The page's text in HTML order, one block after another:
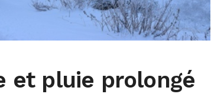
et pluie prolongé